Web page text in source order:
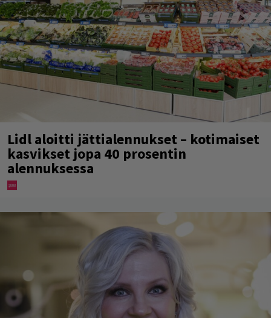
Lidl aloitti jättialennukset – kotimaiset
kasvikset jopa 40 prosentin
alennuksessa